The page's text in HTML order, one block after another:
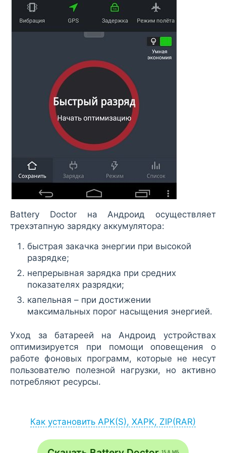
Battery Doctor на Андроид осуществляет
трехэтапную зарядку аккумулятора:
быстрая закачка энергии при высокой
разрядке;
непрерывная зарядка при средних
показателях разрядки;
капельная – при достижении
максимальных порог насыщения энергией.
Уход за батареей на Андроид устройствах
оптимизируется при помощи оповещения о
работе фоновых программ, которые не несут
пользователю полезной нагрузки, но активно
потребляют ресурсы.
Как установить APK(S), XAPK, ZIP(RAR)
после загрузки APK-файла запустите его